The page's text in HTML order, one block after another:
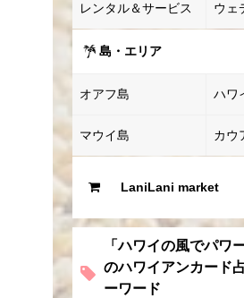
レンタル＆サービス ウェ
島・エリア
オアフ島 ハワ
マウイ島 カウ
LaniLani market
「ハワイの風でパワ
のハワイアンカード
ーワード